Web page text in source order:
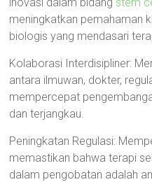
meningkatkan pemahaman
biologis yang mendasari
Kolaborasi Interdisipliner:
antara ilmuwan, dokter,
mempercepat
dan terjangkau.
Peningkatan Regulasi:
memastikan bahwa terapi
dalam pengobatan adalah